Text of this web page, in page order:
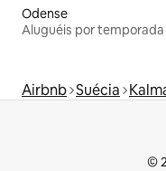
Odense
Aluguéis por temporada
Airbnb Suécia
©